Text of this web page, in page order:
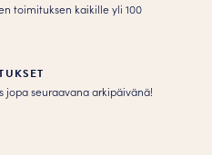
toimituksen kaikille yli 100
jopa seuraavana arkipäivänä!